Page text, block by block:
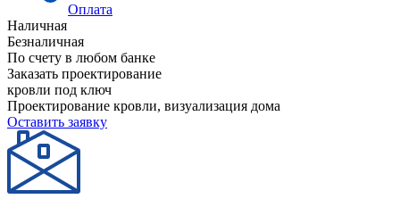
Оплата
Наличная
Безналичная
По счету в любом банке
Заказать проектирование
кровли под ключ
Проектирование кровли, визуализация дома
Оставить заявку